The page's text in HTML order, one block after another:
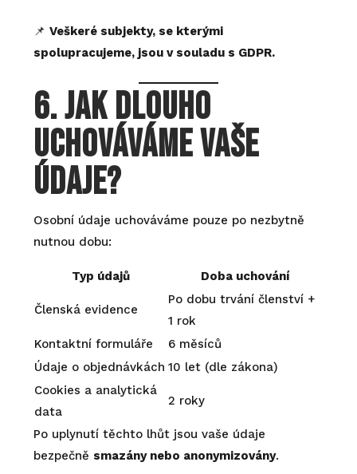
📌Veškeré subjekty, se kterými
spolupracujeme, jsou v souladu s GDPR.
6. Jak dlouho
uchováváme vaše
údaje?
Osobní údaje uchováváme pouze po nezbytně
nutnou dobu:
Typ údajů Doba uchování
Členská evidence
Po dobu trvání členství +
1 rok
Kontaktní formuláře
6 měsíců
Údaje o objednávkách 10 let (dle zákona)
Cookies a analytická
data
2 roky
Po uplynutí těchto lhůt jsou vaše údaje
bezpečně smazány nebo anonymizovány.